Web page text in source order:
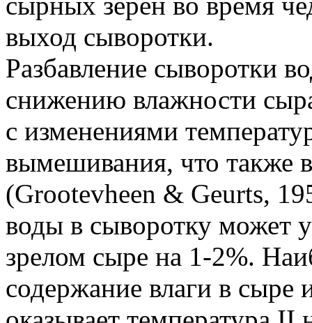
выход сыворотки.
Разбавление сыворотки
снижению влажности
с изменениями
вымешивания, что также
(Grootevheen & Geurts,
воды в сыворотку может
зрелом сыре на 1-2%.
содержание влаги в сыре